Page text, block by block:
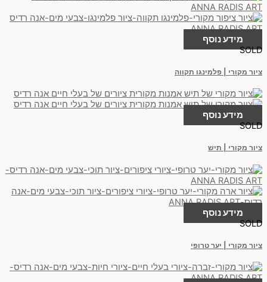
מידע נוסף
SOLD
ציור מקורי | פלמינגו תקווה
מידע נוסף
SOLD
ציור מקורי | תיש
מידע נוסף
SOLD
ציור מקורי | יער טרופי